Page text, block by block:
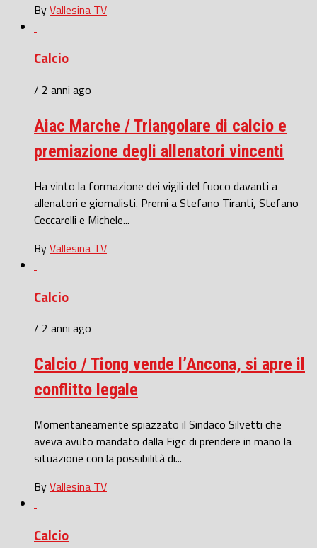
ByVallesina TV
Calcio
/ 2 anni ago
Aiac Marche / Triangolare di calcio e
premiazione degli allenatori vincenti
Ha vinto la formazione dei vigili del fuoco davanti a
allenatori e giornalisti. Premi a Stefano Tiranti, Stefano
Ceccarelli e Michele...
ByVallesina TV
Calcio
/ 2 anni ago
Calcio / Tiong vende l’Ancona, si apre il
conflitto legale
Momentaneamente spiazzato il Sindaco Silvetti che
aveva avuto mandato dalla Figc di prendere in mano la
situazione con la possibilità di...
ByVallesina TV
Calcio